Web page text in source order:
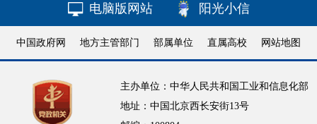
电脑版网站 阳光小信
中国政府网 地方主管部门 部属单位 直属高校 网站地图
主办单位：中华人民共和国工业和信息化部
地址：中国北京西长安街13号